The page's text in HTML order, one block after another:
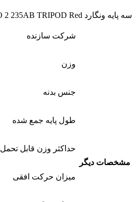
سه پایه ونگارد VANGUARD VEO 2 235AB TRIPOD Red
مشخصات دیگر
شرکت سازنده
وزن
جنس بدنه
طول پایه جمع شده
حداکثر وزن قابل تحمل
میزان حرکت افقی